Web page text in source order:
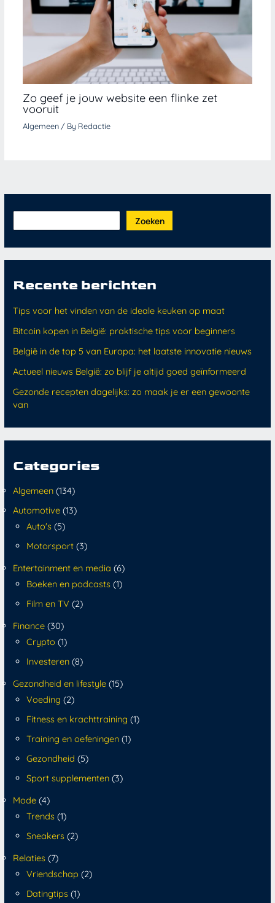
Zo geef je jouw website een flinke zet
vooruit
Algemeen/ By Redactie
Zoeken
Recente berichten
Tips voor het vinden van de ideale keuken op maat
Bitcoin kopen in België: praktische tips voor beginners
België in de top 5 van Europa: het laatste innovatie nieuws
Actueel nieuws België: zo blijf je altijd goed geïnformeerd
Gezonde recepten dagelijks: zo maak je er een gewoonte
van
Categories
Algemeen (134)
Automotive (13)
Auto's(5)
Motorsport(3)
Entertainment en media (6)
Boeken en podcasts(1)
Film en TV (2)
Finance (30)
Crypto (1)
Investeren(8)
Gezondheid en lifestyle (15)
Voeding (2)
Fitness en krachttraining (1)
Training en oefeningen(1)
Gezondheid (5)
Sport supplementen(3)
Mode (4)
Trends(1)
Sneakers(2)
Relaties (7)
Vriendschap (2)
Datingtips(1)